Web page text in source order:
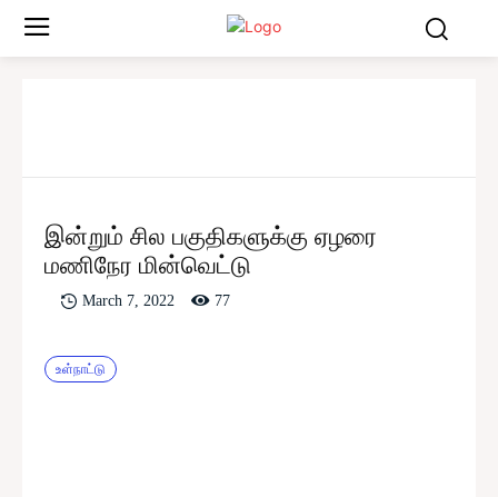
இன்றும் சில பகுதிகளுக்கு ஏழரை
மணிநேர மின்வெட்டு
March 7, 2022 77
உள்நாட்டு